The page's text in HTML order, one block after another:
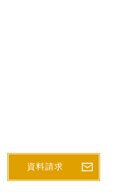
資料請求